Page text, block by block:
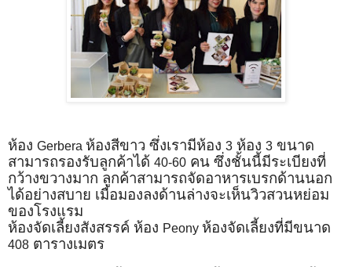
ห้อง Gerbera ห้องสีขาว ซึ่งเรามีห้อง 3 ห้อง 3 ขนาด
สามารถรองรับลูกค้าได้ 40-60 คน ซึ่งชั้นนี้มีระเบียงที่
กว้างขวางมาก ลูกค้าสามารถจัดอาหารเบรกด้านนอก
ได้อย่างสบาย เมื่อมองลงด้านล่างจะเห็นวิวสวนหย่อม
ของโรงแรม
ห้องจัดเลี้ยงสังสรรค์ ห้อง Peony ห้องจัดเลี้ยงที่มีขนาด
408 ตารางเมตร